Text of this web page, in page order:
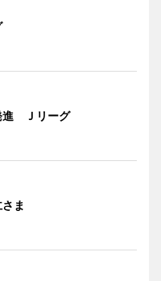
進 Ｊリーグ
ま